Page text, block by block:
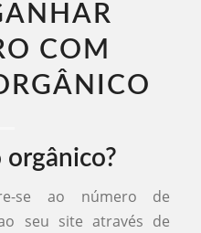
COM
se ao número de
seu site através de